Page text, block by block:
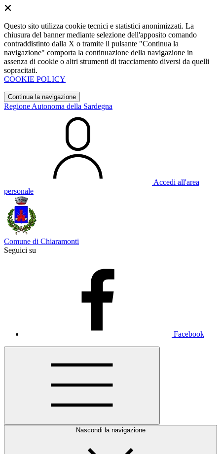
Questo sito utilizza cookie tecnici e statistici anonimizzati. La
chiusura del banner mediante selezione dell'apposito comando
contraddistinto dalla X o tramite il pulsante "Continua la
navigazione" comporta la continuazione della navigazione in
assenza di cookie o altri strumenti di tracciamento diversi da quelli
sopracitati.
COOKIE POLICY
Continua la navigazione
Regione Autonoma della Sardegna
Accedi all'area
personale
Comune di Chiaramonti
Seguici su
Facebook
Nascondi la navigazione